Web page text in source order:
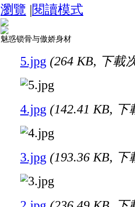
瀏覽 |閱讀模式
魅惑锁骨与傲娇身材
5.jpg (264 KB, 下載
4.jpg (142.41 KB, 下
3.jpg (193.36 KB, 下